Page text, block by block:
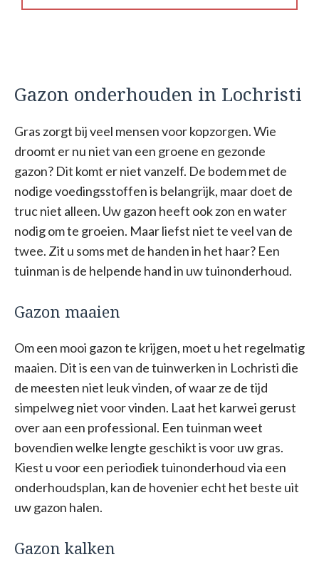
Gazon onderhouden in Lochristi
Gras zorgt bij veel mensen voor kopzorgen. Wie
droomt er nu niet van een groene en gezonde
gazon? Dit komt er niet vanzelf. De bodem met de
nodige voedingsstoffen is belangrijk, maar doet de
truc niet alleen. Uw gazon heeft ook zon en water
nodig om te groeien. Maar liefst niet te veel van de
twee. Zit u soms met de handen in het haar? Een
tuinman is de helpende hand in uw tuinonderhoud.
Gazon maaien
Om een mooi gazon te krijgen, moet u het regelmatig
maaien. Dit is een van de tuinwerken in Lochristi die
de meesten niet leuk vinden, of waar ze de tijd
simpelweg niet voor vinden. Laat het karwei gerust
over aan een professional. Een tuinman weet
bovendien welke lengte geschikt is voor uw gras.
Kiest u voor een periodiek tuinonderhoud via een
onderhoudsplan, kan de hovenier echt het beste uit
uw gazon halen.
Gazon kalken